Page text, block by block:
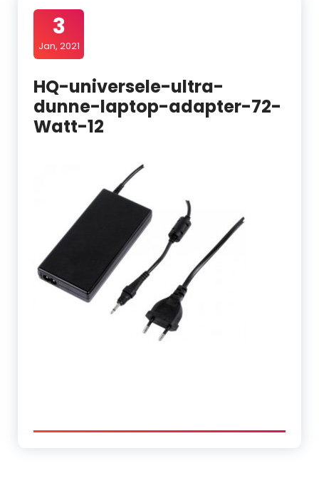
3
Jan, 2021
HQ-universele-ultra-
dunne-laptop-adapter-72-
Watt-12